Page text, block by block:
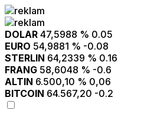
DOLAR 47,5988 % 0.05
EURO 54,9881 % -0.08
STERLIN 64,2339 % 0.16
FRANG 58,6048 % -0.6
ALTIN 6.500,10 % 0,06
BITCOIN 64.567,20 -0.2